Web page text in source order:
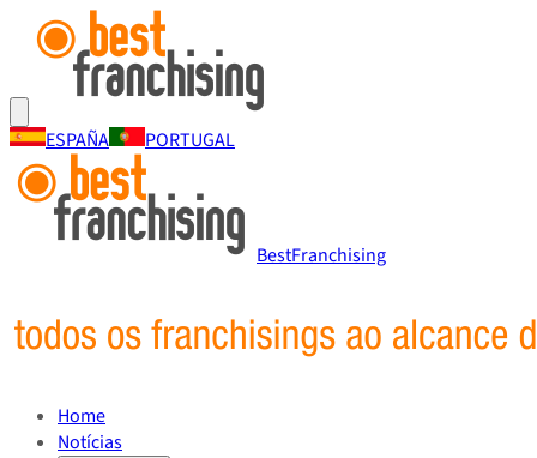
ESPAÑA PORTUGAL
BestFranchising
Home
Notícias